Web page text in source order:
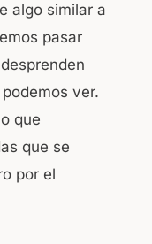
algo similar a
pasar
ver.
que
que se
por el